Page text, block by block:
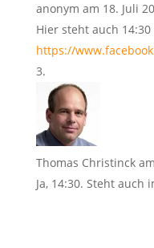
anonym am 18. Juli
Hier steht auch 14:30
https://
Thomas Christinck
Ja, 14:30. Steht auch